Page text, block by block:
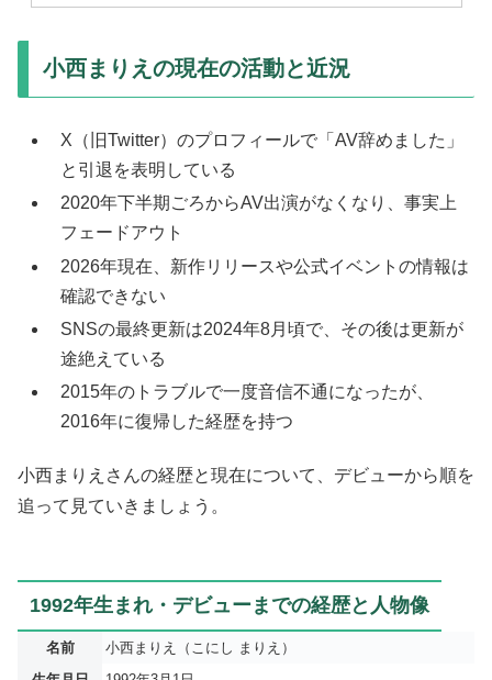
小西まりえの現在の活動と近況
X（旧Twitter）のプロフィールで「AV辞めました」
と引退を表明している
2020年下半期ごろからAV出演がなくなり、事実上
フェードアウト
2026年現在、新作リリースや公式イベントの情報は
確認できない
SNSの最終更新は2024年8月頃で、その後は更新が
途絶えている
2015年のトラブルで一度音信不通になったが、
2016年に復帰した経歴を持つ
小西まりえさんの経歴と現在について、デビューから順を
追って見ていきましょう。
1992年生まれ・デビューまでの経歴と人物像
名前
小西まりえ（こにし まりえ）